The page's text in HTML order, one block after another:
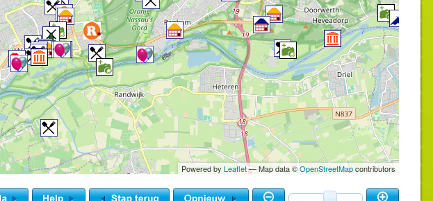
Powered by Leaflet— Map data ©OpenStreetMapcontributors